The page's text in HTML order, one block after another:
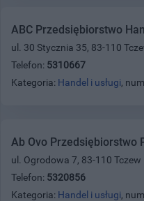
ABC Przedsiębiorstwo
ul. 30 Stycznia 35, 83-110
Telefon: 5310667
Kategoria: Handel i usługi,
Ab Ovo Przedsiębiorstwo
ul. Ogrodowa 7, 83-110 Tczew
Telefon: 5320856
Kategoria: Handel i usługi,